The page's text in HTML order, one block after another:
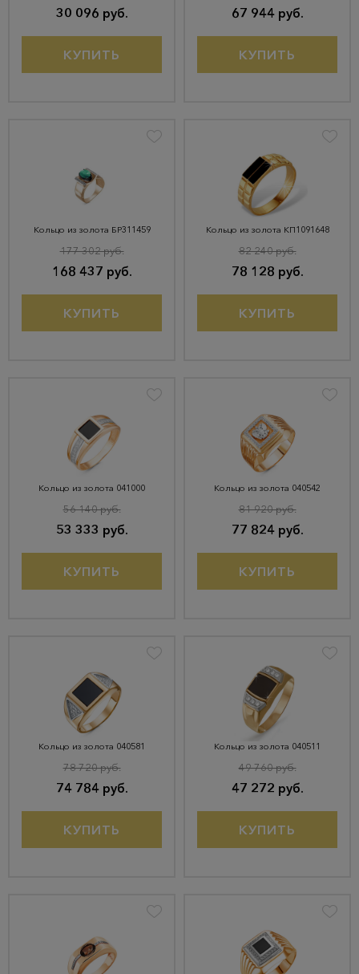
30 096 руб.
КУПИТЬ
67 944 руб.
КУПИТЬ
Кольцо из золота БР311459
168 437 руб.
177 302 руб.
КУПИТЬ
Кольцо из золота КП1091648
78 128 руб.
82 240 руб.
КУПИТЬ
Кольцо из золота 041000
53 333 руб.
56 140 руб.
КУПИТЬ
Кольцо из золота 040542
77 824 руб.
81 920 руб.
КУПИТЬ
Кольцо из золота 040581
74 784 руб.
78 720 руб.
КУПИТЬ
Кольцо из золота 040511
47 272 руб.
49 760 руб.
КУПИТЬ